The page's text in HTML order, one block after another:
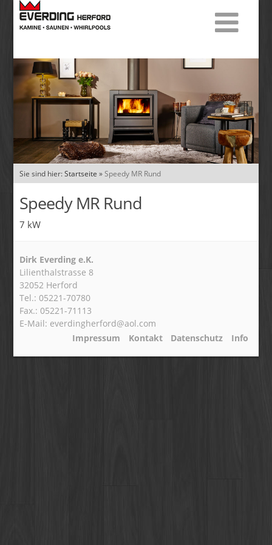
Sie sind hier:Startseite »Speedy MR Rund
Speedy MR Rund
7 kW
Dirk Everding e.K.
Lilienthalstrasse 8
32052 Herford
Tel.: 05221-70780
Fax.: 05221-71113
E-Mail: everdingherford@aol.com
Impressum
Kontakt Datenschutz Info